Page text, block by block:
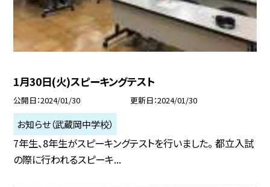
1月30日(火)スピーキングテスト
公開日 2024/01/30 更新日 2024/01/30
お知らせ（武蔵岡中学校）
7年生、8年生がスピーキングテストを行いました。 都立入試
の際に行われるスピーキ...